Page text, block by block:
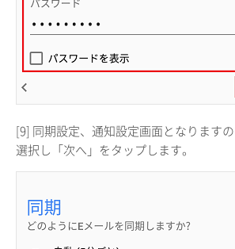
[9] 同期設定、通知設定画面となります
選択し「次へ」をタップします。